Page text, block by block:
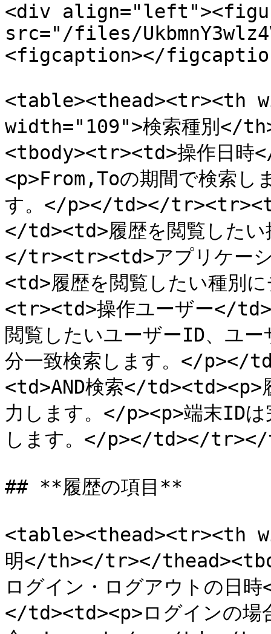
<div
src="/files/
<figcaption></
<table><thead><tr><th
width="109">検索種別</
<tbody><tr><td>操作日時
<p>From,Toの期間で検索し
す。</p></td></
</td><td>履歴を閲覧した
</tr><tr><td>アプリケー
<td>履歴を閲覧したい種別
<tr><td>操作ユーザー</
閲覧したいユーザーID、ユ
分一致検索します。</
<td>AND検索</td><td><p>
力します。</p><p>端末IDは
します。</p></td></
## **履歴の項目**
<table><thead><tr><th
明</th></tr></
ログイン・ログアウトの
</td><td><p>ログインの場